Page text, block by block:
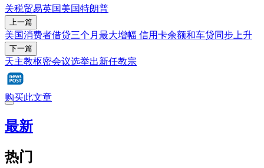
关税贸易英国美国特朗普
上一篇
美国消费者借贷三个月最大增幅 信用卡余额和车贷同步上升
下一篇
天主教枢密会议选举出新任教宗
购买此文章
最新
热门